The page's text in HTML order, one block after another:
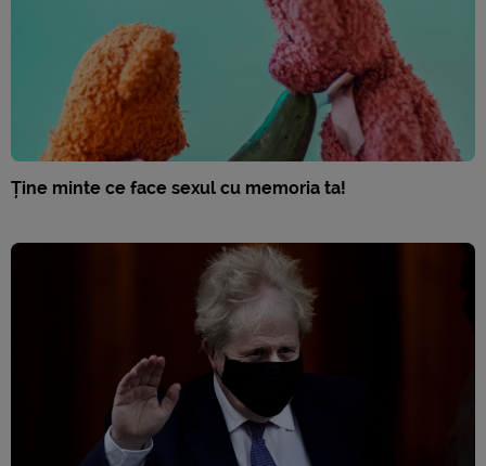
Ține minte ce face sexul cu memoria ta!